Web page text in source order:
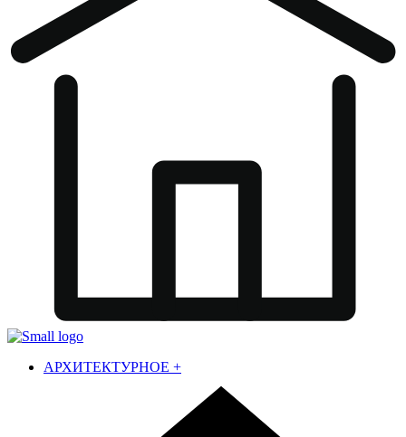
АРХИТЕКТУРНОЕ +